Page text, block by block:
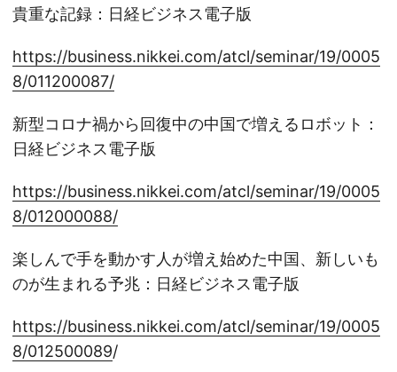
貴重な記録：日経ビジネス電子版
https://business.nikkei.com/atcl/seminar/19/0005
8/011200087/
新型コロナ禍から回復中の中国で増えるロボット：
日経ビジネス電子版
https://business.nikkei.com/atcl/seminar/19/0005
8/012000088/
楽しんで手を動かす人が増え始めた中国、新しいも
のが生まれる予兆：日経ビジネス電子版
https://business.nikkei.com/atcl/seminar/19/0005
8/012500089/